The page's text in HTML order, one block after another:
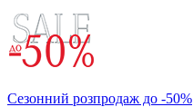
Сезонний розпродаж до -50%